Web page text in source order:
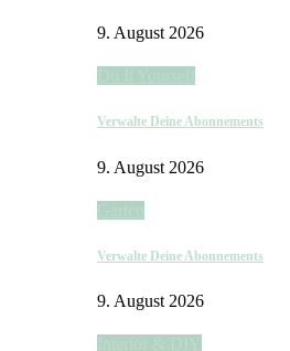
9. August 2026
Verwalte Deine Abonnements
9. August 2026
Verwalte Deine Abonnements
9. August 2026